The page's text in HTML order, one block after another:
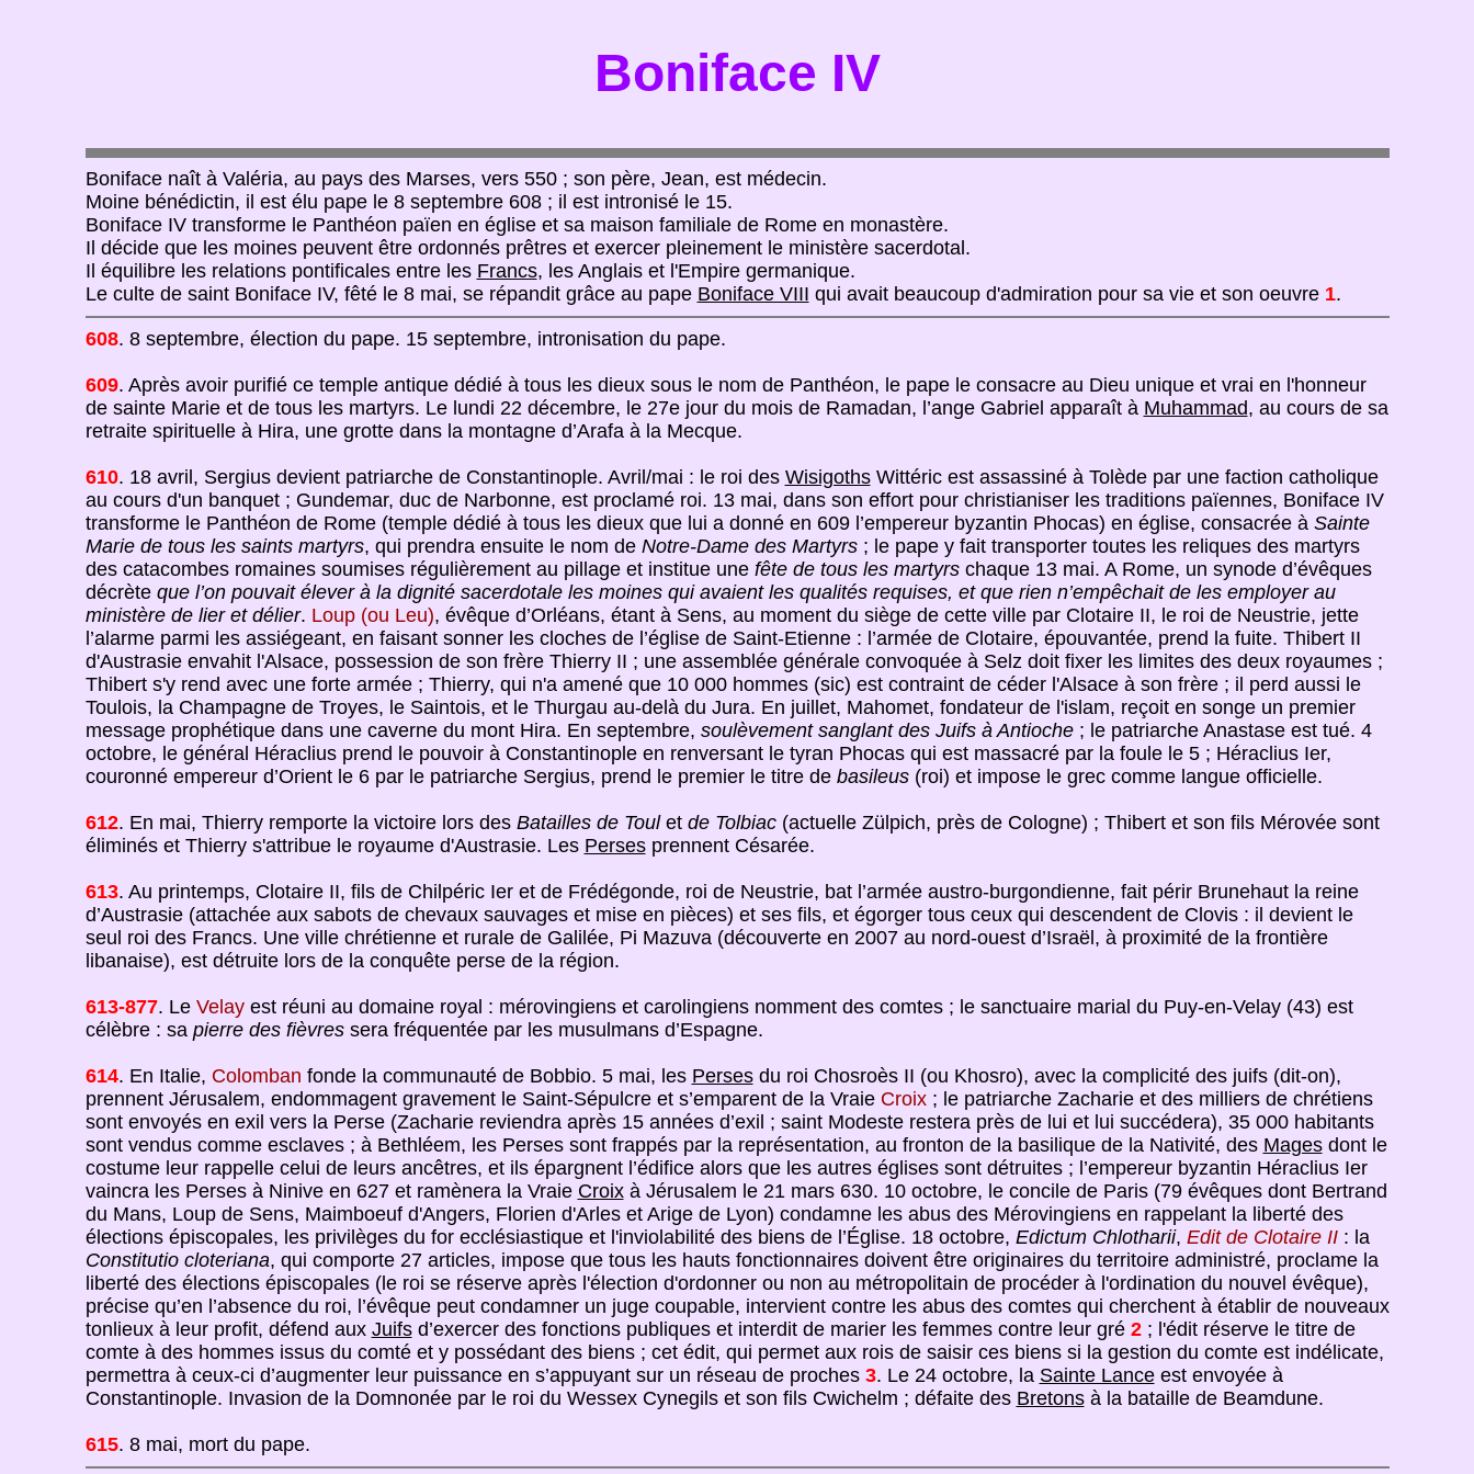
Boniface IV
Boniface naît à Valéria, au pays des Marses, vers 550 ; son père, Jean, est médecin.
Moine bénédictin, il est élu pape le 8 septembre 608 ; il est intronisé le 15.
Boniface IV transforme le Panthéon païen en église et sa maison familiale de Rome en monastère.
Il décide que les moines peuvent être ordonnés prêtres et exercer pleinement le ministère sacerdotal.
Il équilibre les relations pontificales entre les Francs, les Anglais et l'Empire germanique.
Le culte de saint Boniface IV, fêté le 8 mai, se répandit grâce au pape Boniface VIII qui avait beaucoup d'admiration pour sa vie et son oeuvre 1.
608. 8 septembre, élection du pape. 15 septembre, intronisation du pape.
609. Après avoir purifié ce temple antique dédié à tous les dieux sous le nom de Panthéon, le pape le consacre au Dieu unique et vrai en l'honneur
de sainte Marie et de tous les martyrs. Le lundi 22 décembre, le 27e jour du mois de Ramadan, l’ange Gabriel apparaît à Muhammad, au cours de sa
retraite spirituelle à Hira, une grotte dans la montagne d’Arafa à la Mecque.
610. 18 avril, Sergius devient patriarche de Constantinople. Avril/mai : le roi des WisigothsWittéric est assassiné à Tolède par une faction catholique
au cours d'un banquet ; Gundemar, duc de Narbonne, est proclamé roi. 13 mai, dans son effort pour christianiser les traditions païennes, Boniface IV
transforme le Panthéon de Rome (temple dédié à tous les dieux que lui a donné en 609 l’empereur byzantin Phocas) en église, consacrée à Sainte
Marie de tous les saints martyrs, qui prendra ensuite le nom de Notre-Dame des Martyrs; le pape y fait transporter toutes les reliques des martyrs
des catacombes romaines soumises régulièrement au pillage et institue une fête de tous les martyrschaque 13 mai. A Rome, un synode d’évêques
décrète que l’on pouvait élever à la dignité sacerdotale les moines qui avaient les qualités requises, et que rien n’empêchait de les employer au
ministère de lier et délier. Loup (ou Leu), évêque d’Orléans, étant à Sens, au moment du siège de cette ville par Clotaire II, le roi de Neustrie, jette
l’alarme parmi les assiégeant, en faisant sonner les cloches de l’église de Saint-Etienne : l’armée de Clotaire, épouvantée, prend la fuite. Thibert II
d'Austrasie envahit l'Alsace, possession de son frère Thierry II ; une assemblée générale convoquée à Selz doit fixer les limites des deux royaumes ;
Thibert s'y rend avec une forte armée ; Thierry, qui n'a amené que 10 000 hommes (sic) est contraint de céder l'Alsace à son frère ; il perd aussi le
Toulois, la Champagne de Troyes, le Saintois, et le Thurgau au-delà du Jura. En juillet, Mahomet, fondateur de l'islam, reçoit en songe un premier
message prophétique dans une caverne du mont Hira. En septembre, soulèvement sanglant des Juifs à Antioche; le patriarche Anastase est tué. 4
octobre, le général Héraclius prend le pouvoir à Constantinople en renversant le tyran Phocas qui est massacré par la foule le 5 ; Héraclius Ier,
couronné empereur d’Orient le 6 par le patriarche Sergius, prend le premier le titre de basileus(roi) et impose le grec comme langue officielle.
612. En mai, Thierry remporte la victoire lors des Batailles de Toulet de Tolbiac(actuelle Zülpich, près de Cologne) ; Thibert et son fils Mérovée sont
éliminés et Thierry s'attribue le royaume d'Austrasie. Les Persesprennent Césarée.
613. Au printemps, Clotaire II, fils de Chilpéric Ier et de Frédégonde, roi de Neustrie, bat l’armée austro-burgondienne, fait périr Brunehaut la reine
d’Austrasie (attachée aux sabots de chevaux sauvages et mise en pièces) et ses fils, et égorger tous ceux qui descendent de Clovis : il devient le
seul roi des Francs. Une ville chrétienne et rurale de Galilée, Pi Mazuva (découverte en 2007 au nord-ouest d’Israël, à proximité de la frontière
libanaise), est détruite lors de la conquête perse de la région.
613-877. Le Velayest réuni au domaine royal : mérovingiens et carolingiens nomment des comtes ; le sanctuaire marial du Puy-en-Velay (43) est
célèbre : sa pierre des fièvressera fréquentée par les musulmans d’Espagne.
614. En Italie, Colomban fonde la communauté de Bobbio. 5 mai, les Persesdu roi Chosroès II (ou Khosro), avec la complicité des juifs (dit-on),
prennent Jérusalem, endommagent gravement le Saint-Sépulcre et s’emparent de la Vraie Croix; le patriarche Zacharie et des milliers de chrétiens
sont envoyés en exil vers la Perse (Zacharie reviendra après 15 années d’exil ; saint Modeste restera près de lui et lui succédera), 35 000 habitants
sont vendus comme esclaves ; à Bethléem, les Perses sont frappés par la représentation, au fronton de la basilique de la Nativité, des Magesdont le
costume leur rappelle celui de leurs ancêtres, et ils épargnent l’édifice alors que les autres églises sont détruites ; l’empereur byzantin Héraclius Ier
vaincra les Perses à Ninive en 627 et ramènera la Vraie Croixà Jérusalem le 21 mars 630. 10 octobre, le concile de Paris (79 évêques dont Bertrand
du Mans, Loup de Sens, Maimboeuf d'Angers, Florien d'Arles et Arige de Lyon) condamne les abus des Mérovingiens en rappelant la liberté des
élections épiscopales, les privilèges du for ecclésiastique et l'inviolabilité des biens de l’Église. 18 octobre, Edictum Chlotharii, Edit de Clotaire II: la
Constitutio cloteriana, qui comporte 27 articles, impose que tous les hauts fonctionnaires doivent être originaires du territoire administré, proclame la
liberté des élections épiscopales (le roi se réserve après l'élection d'ordonner ou non au métropolitain de procéder à l'ordination du nouvel évêque),
précise qu’en l’absence du roi, l’évêque peut condamner un juge coupable, intervient contre les abus des comtes qui cherchent à établir de nouveaux
tonlieux à leur profit, défend aux Juifsd’exercer des fonctions publiques et interdit de marier les femmes contre leur gré2; l'édit réserve le titre de
comte à des hommes issus du comté et y possédant des biens ; cet édit, qui permet aux rois de saisir ces biens si la gestion du comte est indélicate,
permettra à ceux-ci d’augmenter leur puissance en s’appuyant sur un réseau de proches3. Le 24 octobre, la Sainte Lanceest envoyée à
Constantinople. Invasion de la Domnonée par le roi du Wessex Cynegils et son fils Cwichelm ; défaite des Bretonsà la bataille de Beamdune.
615. 8 mai, mort du pape.